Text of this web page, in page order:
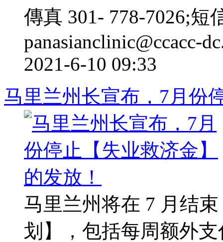
傳真 301- 778-7026;短
panasianclinic@ccacc-
2021-6-10 09:33
马里兰州长宣布，7月份
马里兰州将在 7 月结
划】，包括每周额外